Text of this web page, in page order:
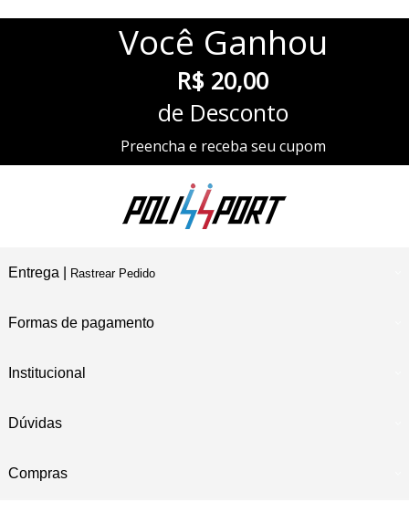
Você Ganhou
R$ 20,00
de Desconto
Preencha e receba seu cupom
Entrega | Rastrear Pedido
Formas de pagamento
Institucional
Dúvidas
Compras